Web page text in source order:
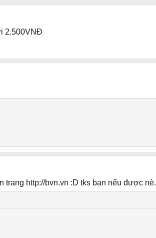
2.500VNĐ
trang http://bvn.vn :D tks bạn nếu được nè.